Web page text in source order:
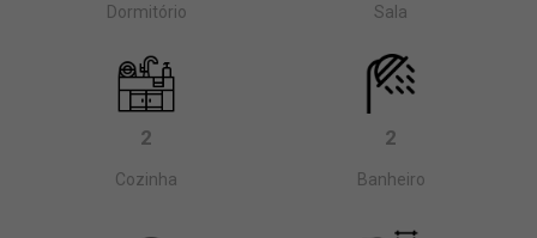
Dormitório Sala
2
Cozinha
2
Banheiro